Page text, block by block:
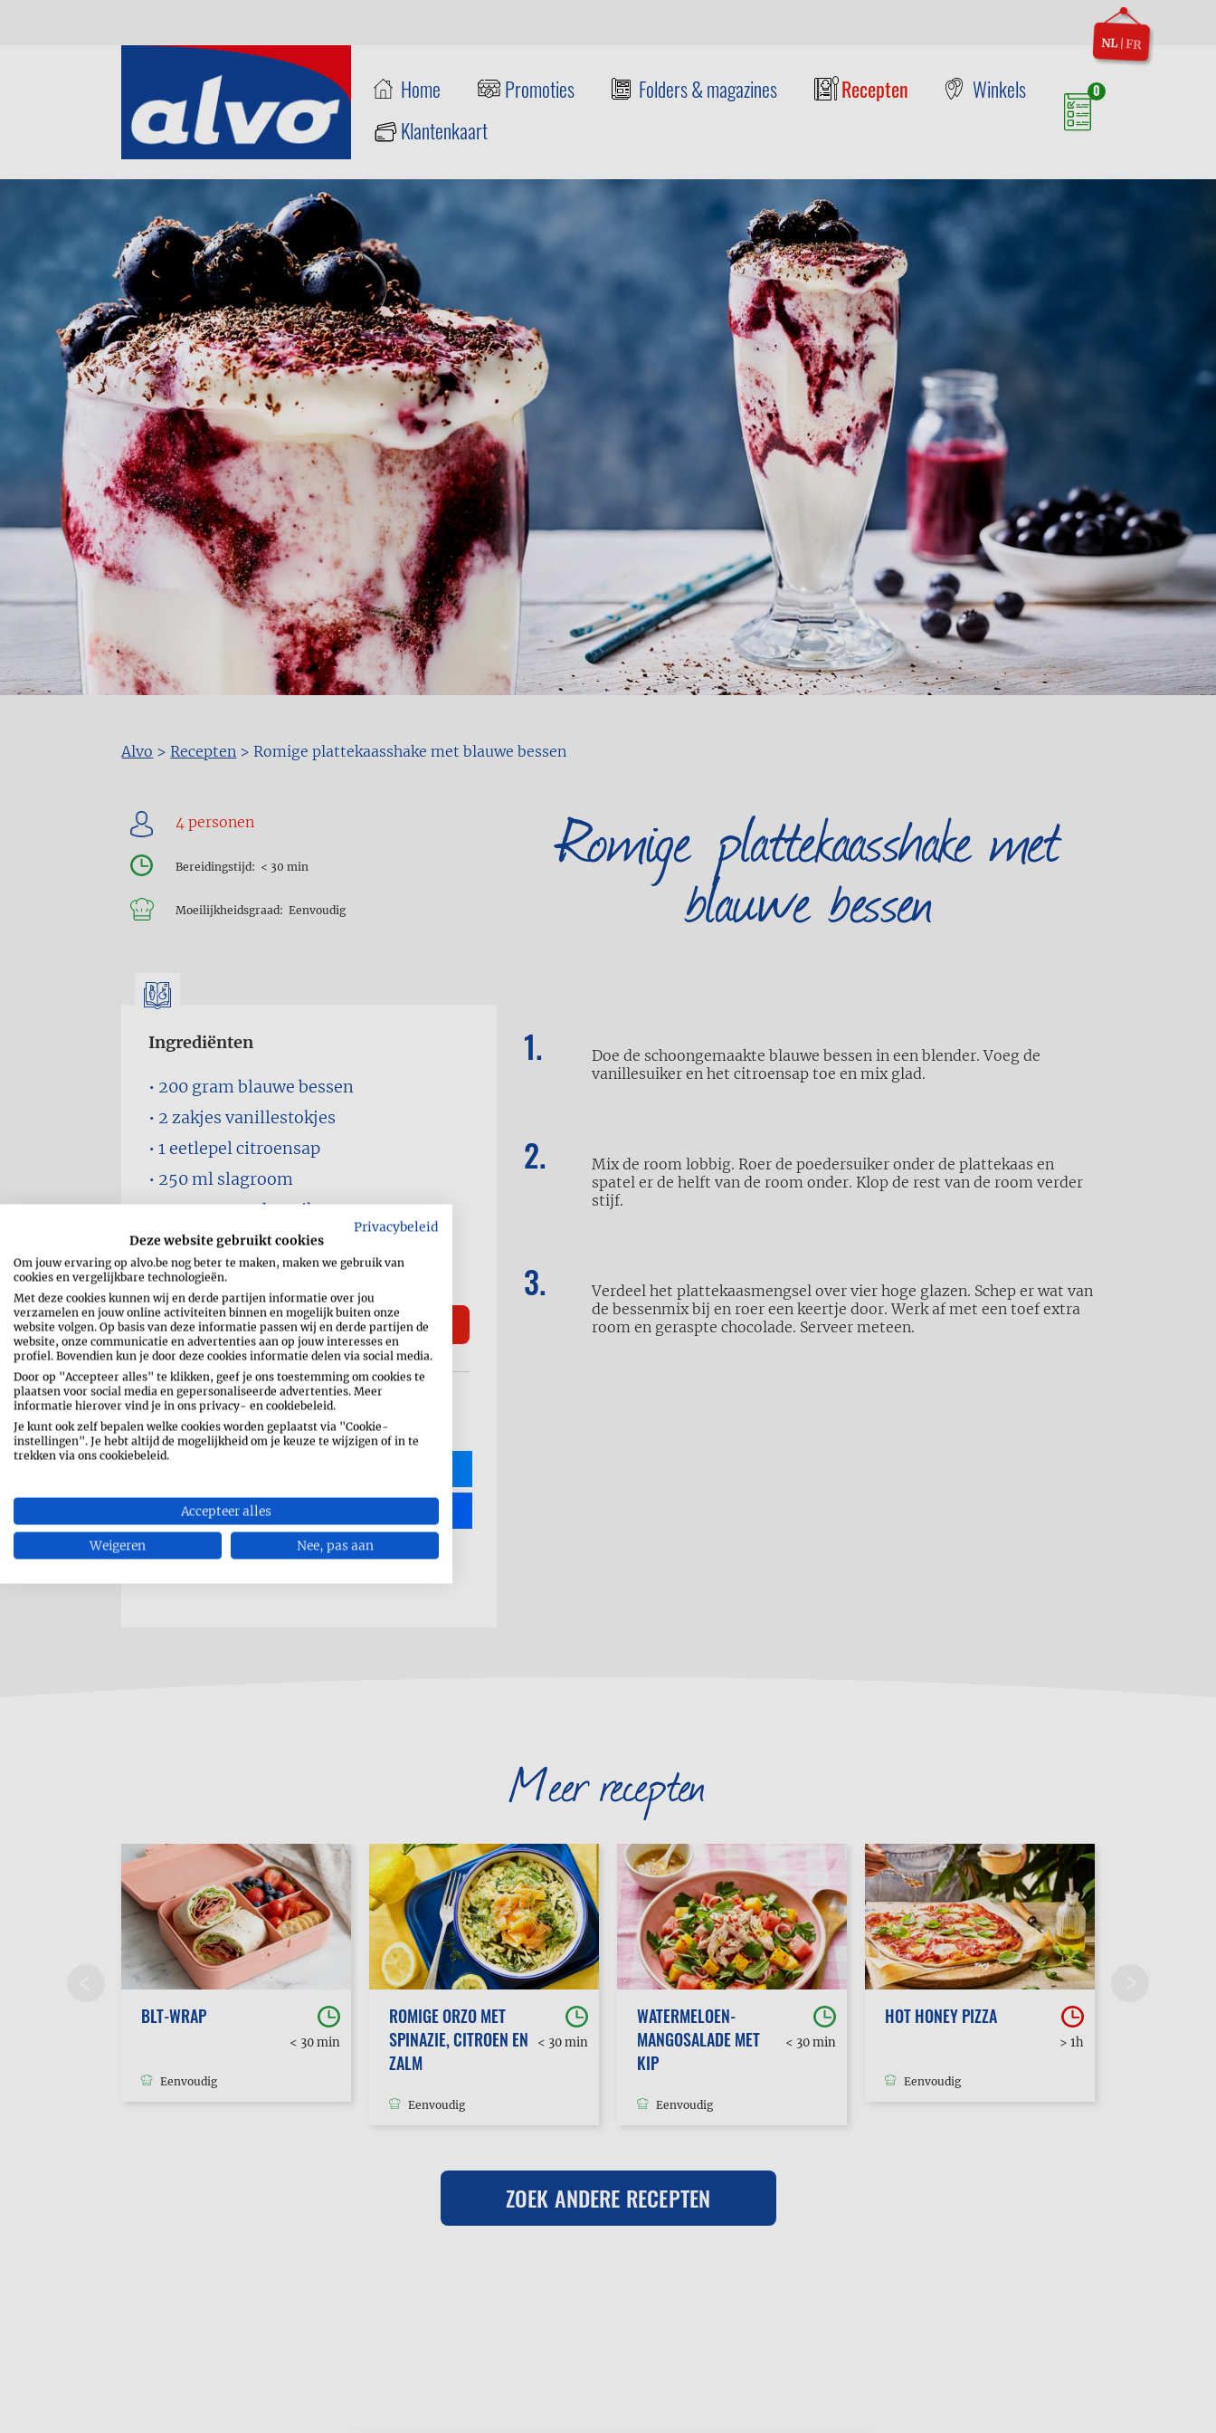
NL|FR
Home Promoties Folders & magazines Recepten
Winkels
Klantenkaart
0
Kruimelpad
Alvo > Recepten > Romige plattekaasshake met blauwe bessen
Bereidingstijd < 30 min
Moeilijkheidsgraad Eenvoudig
Ingrediënten
200 gramblauwe bessen
2 zakjes vanillestokjes
1 eetlepelcitroensap
250 ml slagroom
50 grampoedersuiker
500 gramplatte kaas
1 eetlepel chocolade (geraspt)
RECEPT AFDRUKKEN
WHATSAPP
Romige plattekaasshake met
blauwe bessen
Doe de schoongemaakte blauwe bessen in een blender. Voegde
vanillesuiker en het citroensap toe en mix glad.
Mix de room lobbig. Roer de poedersuiker onder de plattekaas en
spatel er de helft van de room onder. Klop de rest van de roomverder
stijf.
Verdeel het plattekaasmengsel over vier hoge glazen. Schep er wat van
de bessenmix bij en roer een keertje door. Werk af met een toef extra
room en geraspte chocolade. Serveer meteen.
Meer recepten
BLT-WRAP
< 30 min
Eenvoudig
ROMIGE ORZO MET
SPINAZIE, CITROEN EN
ZALM
< 30 min
Eenvoudig
WATERMELOEN-
MANGOSALADE MET
KIP
< 30 min
Eenvoudig
HOT HONEY PIZZA
> 1h
Eenvoudig
ZOEK ANDERE RECEPTEN
Privacybeleid
Deze website gebruikt cookies
Om jouw ervaring op alvo.be nog beter te maken, maken we gebruik van
cookies en vergelijkbare technologieën.
Met deze cookies kunnen wij en derde partijen informatie over jou
verzamelen en jouw online activiteiten binnen en mogelijk buiten onze
website volgen. Op basis van deze informatie passen wij en derde partijen de
website, onze communicatie en advertenties aan op jouw interesses en
profiel. Bovendien kun je door deze cookies informatie delen via social media.
Door op "Accepteer alles" te klikken, geef je ons toestemming om cookies te
plaatsen voor social media en gepersonaliseerde advertenties. Meer
informatie hierover vind je in ons privacy- en cookiebeleid.
Je kunt ook zelf bepalen welke cookies worden geplaatst via "Cookie-
instellingen". Je hebt altijd de mogelijkheid om je keuze te wijzigen of in te
trekken via ons cookiebeleid.
Accepteer alles
Weigeren Nee, pas aan